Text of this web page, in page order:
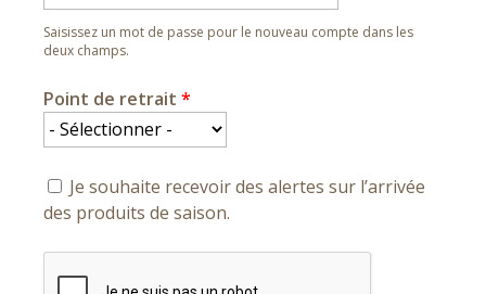
Saisissez un mot de passe pour le nouveau compte dans les
deux champs.
Point de retrait *
Je souhaite recevoir des alertes sur l’arrivée
des produits de saison.